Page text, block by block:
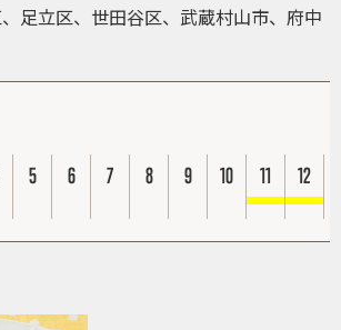
足立区、世田谷区、武蔵村山市、府中
5 6 7 8 9 10 11 12